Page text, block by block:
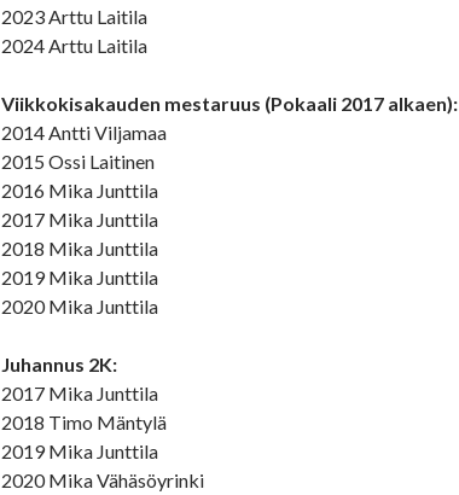
2023 Arttu Laitila
2024 Arttu Laitila
Viikkokisakauden mestaruus (Pokaali 2017 alkaen):
2014 Antti Viljamaa
2015 Ossi Laitinen
2016 Mika Junttila
2017 Mika Junttila
2018 Mika Junttila
2019 Mika Junttila
2020 Mika Junttila
Juhannus 2K:
2017 Mika Junttila
2018 Timo Mäntylä
2019 Mika Junttila
2020 Mika Vähäsöyrinki